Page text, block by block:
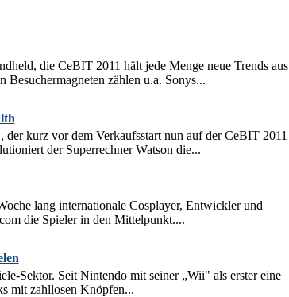
die CeBIT 2011 hält jede Menge neue Trends aus
zählen u.a. Sonys...
kurz vor dem Verkaufsstart nun auf der CeBIT 2011
der Superrechner Watson die...
lang internationale Cosplayer, Entwickler und
die Spieler in den Mittelpunkt....
Sektor. Seit Nintendo mit seiner „Wii" als erster eine
mit zahllosen Knöpfen...